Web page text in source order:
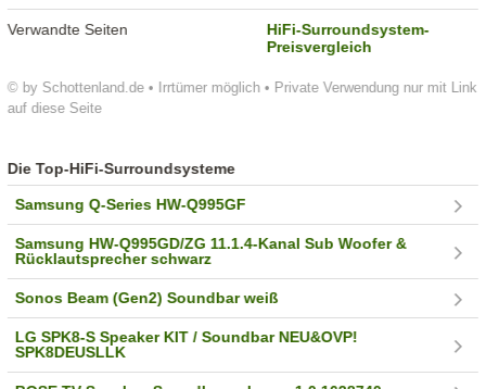
© by Schottenland.de • Irrtümer möglich • Private Verwendung nur mit Link
auf diese Seite
Verwandte Seiten
HiFi-Surroundsystem-
Preisvergleich
Die Top-HiFi-Surroundsysteme
Samsung Q-Series HW-Q995GF
Samsung HW-Q995GD/ZG 11.1.4-Kanal Sub Woofer &
Rücklautsprecher schwarz
Sonos Beam (Gen2) Soundbar weiß
LG SPK8-S Speaker KIT / Soundbar NEU&OVP!
SPK8DEUSLLK